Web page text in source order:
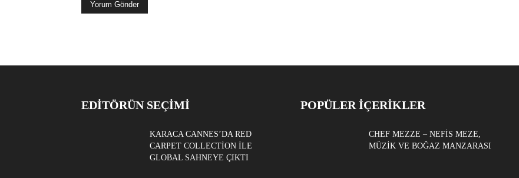
EDITÖRÜN SEÇIMI
KARACA CANNES’DA RED
CARPET COLLECTION ILE
GLOBAL SAHNEYE ÇIKTI
POPÜLER İÇERİKLER
CHEF MEZZE – NEFIS MEZE,
MÜZIK VE BOĞAZ MANZARASI